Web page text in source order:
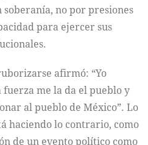
soberanía, no por presiones
para ejercer sus
afirmó: “Yo
me la da el pueblo y
al pueblo de México”. Lo
haciendo lo contrario, como
de un evento político como